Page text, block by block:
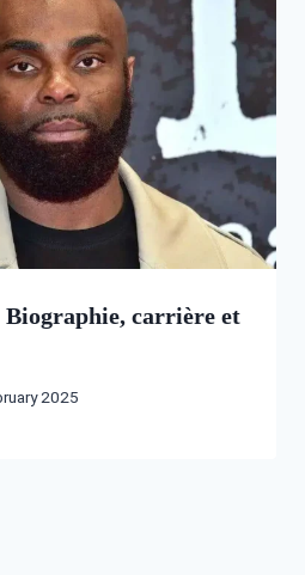
carrière et
2025